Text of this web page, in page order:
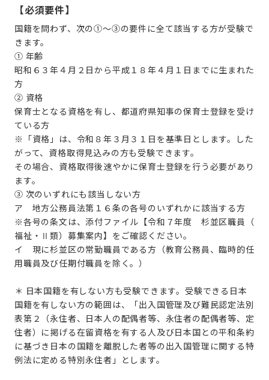
【必須要件】
国籍を問わず、次の①～③の要件に全て該当する方が受験で
きます。
① 年齢
昭和６３年４月２日から平成１８年４月１日までに生まれた
方
② 資格
保育士となる資格を有し、都道府県知事の保育士登録を受け
ている方
※「資格」は、令和８年３月３１日を基準日とします。した
がって、資格取得見込みの方も受験できます。
その場合、資格取得後速やかに保育士登録を行う必要があり
ます。
③ 次のいずれにも該当しない方
ア 地方公務員法第１６条の各号のいずれかに該当する方
※各号の条文は、添付ファイル【令和７年度 杉並区職員（
福祉・Ⅱ類）募集案内】をご確認ください。
イ 現に杉並区の常勤職員である方（教育公務員、臨時的任
用職員及び任期付職員を除く。）
＊ 日本国籍を有しない方も受験できます。受験できる日本
国籍を有しない方の範囲は、「出入国管理及び難民認定法別
表第２（永住者、日本人の配偶者等、永住者の配偶者等、定
住者）に掲げる在留資格を有する人及び日本国との平和条約
に基づき日本の国籍を離脱した者等の出入国管理に関する特
例法に定める特別永住者」とします。